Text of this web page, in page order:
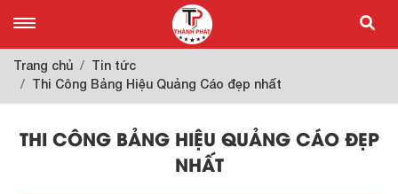
Trang chủ
Tin tức
Thi Công Bảng Hiệu Quảng Cáo đẹp nhất
THI CÔNG BẢNG HIỆU QUẢNG CÁO ĐẸP
NHẤT